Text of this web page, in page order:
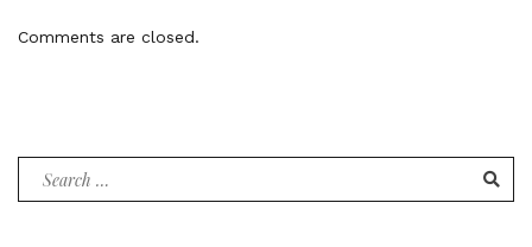
e
n
t
Comments are closed.